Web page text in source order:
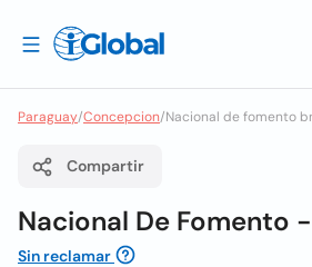
Paraguay/Concepcion/Nacional de fomento
Compartir
Nacional De Fomento
Sin reclamar